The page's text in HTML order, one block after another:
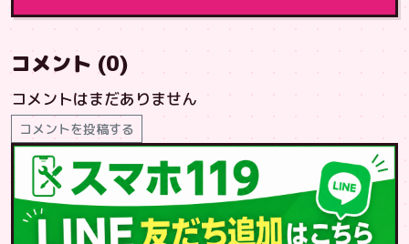
コメント (0)
コメントはまだありません
コメントを投稿する